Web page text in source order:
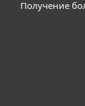
Получение